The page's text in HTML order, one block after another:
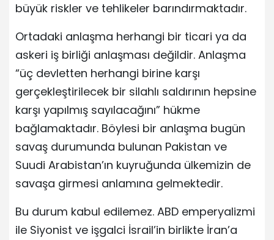
büyük riskler ve tehlikeler barındırmaktadır.
Ortadaki anlaşma herhangi bir ticari ya da
askeri iş birliği anlaşması değildir. Anlaşma
“üç devletten herhangi birine karşı
gerçekleştirilecek bir silahlı saldırının hepsine
karşı yapılmış sayılacağını” hükme
bağlamaktadır. Böylesi bir anlaşma bugün
savaş durumunda bulunan Pakistan ve
Suudi Arabistan’ın kuyruğunda ülkemizin de
savaşa girmesi anlamına gelmektedir.
Bu durum kabul edilemez. ABD emperyalizmi
ile Siyonist ve işgalci İsrail’in birlikte İran’a